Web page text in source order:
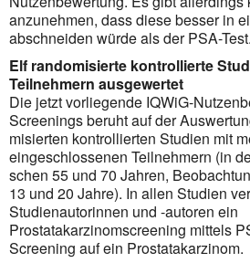
anzunehmen, dass diese besser in
abschneiden würde als der PSA-Test.
Elf randomisierte kontrollierte
Teilnehmern ausgewertet
Die jetzt vorliegende IQWiG-
Screenings beruht auf der
misierten kontrollierten Studien mit
eingeschlossenen Teilnehmern (in
schen 55 und 70 Jahren,
13 und 20 Jahre). In allen Studien
Studienautorinnen und -autoren ein
Prostatakarzinomscreening mittels
Screening auf ein Prostatakarzinom.